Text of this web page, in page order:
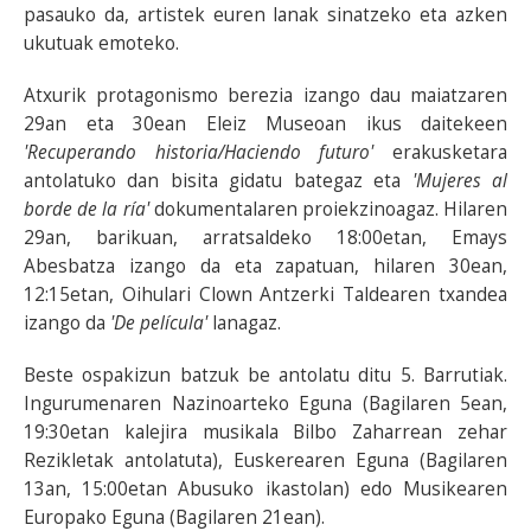
pasauko da, artistek euren lanak sinatzeko eta azken
ukutuak emoteko.
Atxurik protagonismo berezia izango dau maiatzaren
29an eta 30ean Eleiz Museoan ikus daitekeen
'Recuperando historia/Haciendo futuro'erakusketara
antolatuko dan bisita gidatu bategaz eta 'Mujeres al
borde de la ría'dokumentalaren proiekzinoagaz. Hilaren
29an, barikuan, arratsaldeko 18:00etan, Emays
Abesbatza izango da eta zapatuan, hilaren 30ean,
12:15etan, Oihulari Clown Antzerki Taldearen txandea
izango da 'De película'lanagaz.
Beste ospakizun batzuk be antolatu ditu 5. Barrutiak.
Ingurumenaren Nazinoarteko Eguna (Bagilaren 5ean,
19:30etan kalejira musikala Bilbo Zaharrean zehar
Rezikletak antolatuta), Euskerearen Eguna (Bagilaren
13an, 15:00etan Abusuko ikastolan) edo Musikearen
Europako Eguna (Bagilaren 21ean).